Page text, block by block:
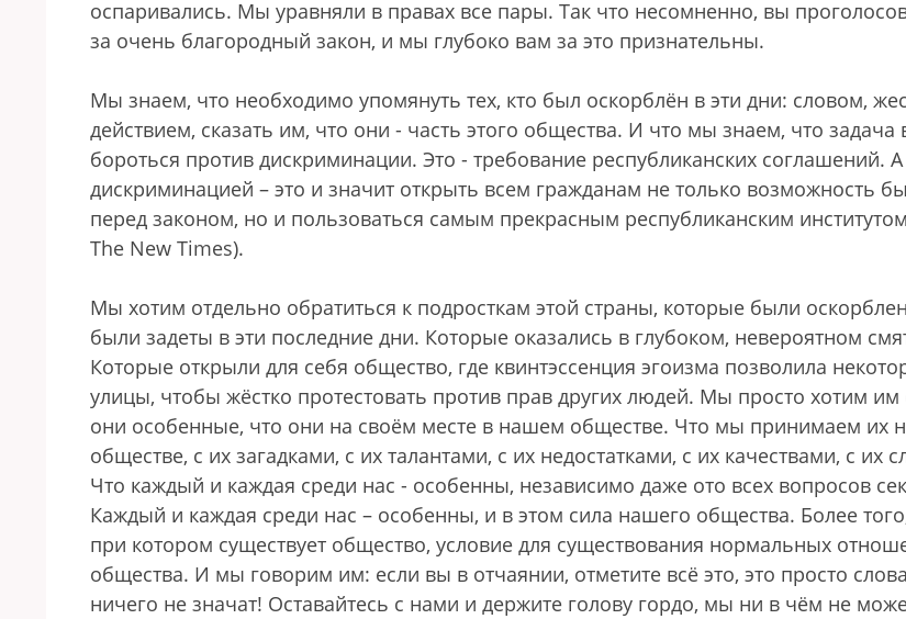
оспаривались. Мы уравняли в правах все пары. Так что несомненно, вы
за очень благородный закон, и мы глубоко вам за это признательны.
Мы знаем, что необходимо упомянуть тех, кто был оскорблён в эти дни: словом,
действием, сказать им, что они - часть этого общества. И что мы знаем, что задача
бороться против дискриминации. Это - требование республиканских соглашений.
дискриминацией – это и значит открыть всем гражданам не только возможность
перед законом, но и пользоваться самым прекрасным республиканским
The New Times).
Мы хотим отдельно обратиться к подросткам этой страны, которые были
были задеты в эти последние дни. Которые оказались в глубоком, невероятном
Которые открыли для себя общество, где квинтэссенция эгоизма позволила
улицы, чтобы жёстко протестовать против прав других людей. Мы просто хотим им
они особенные, что они на своём месте в нашем обществе. Что мы принимаем их
обществе, с их загадками, с их талантами, с их недостатками, с их качествами, с их
Что каждый и каждая среди нас - особенны, независимо даже ото всех вопросов
Каждый и каждая среди нас – особенны, и в этом сила нашего общества. Более
при котором существует общество, условие для существования нормальных
общества. И мы говорим им: если вы в отчаянии, отметите всё это, это просто
ничего не значат! Оставайтесь с нами и держите голову гордо, мы ни в чём не